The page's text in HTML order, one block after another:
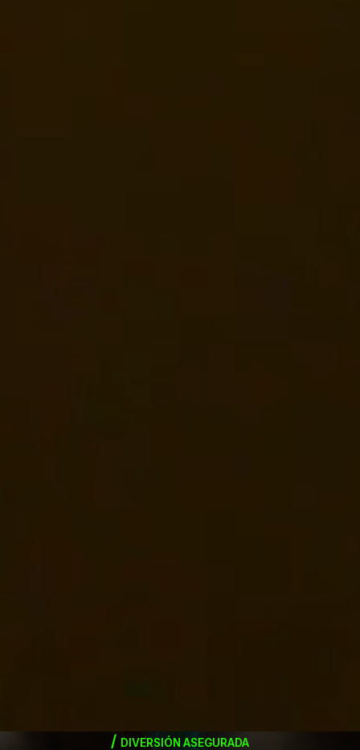
DIVERSIÓN ASEGURADA